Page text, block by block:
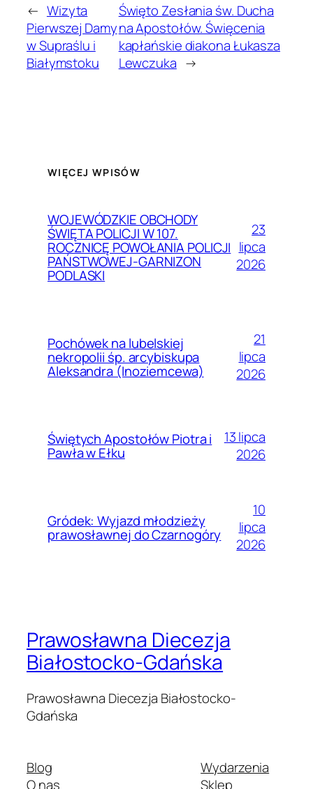
← Wizyta
Pierwszej Damy
w Supraślu i
Białymstoku
Święto Zesłania św. Ducha
na Apostołów. Święcenia
kapłańskie diakona Łukasza
Lewczuka →
WIĘCEJ WPISÓW
WOJEWÓDZKIE OBCHODY
ŚWIĘTA POLICJI W 107.
ROCZNICĘ POWOŁANIA POLICJI
PAŃSTWOWEJ-GARNIZON
PODLASKI
23
lipca
2026
Pochówek na lubelskiej
nekropolii śp. arcybiskupa
Aleksandra (Inoziemcewa)
21
lipca
2026
Świętych Apostołów Piotra i
Pawła w Ełku
13 lipca
2026
Gródek: Wyjazd młodzieży
prawosławnej do Czarnogóry
10
lipca
2026
Prawosławna Diecezja
Białostocko-Gdańska
Prawosławna Diecezja Białostocko-
Gdańska
Blog
O nas
Wydarzenia
Sklep